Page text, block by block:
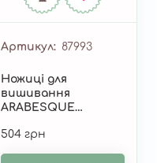
Артикул 87993
Ножиці для
вишивання
ARABESQUE
504 грн